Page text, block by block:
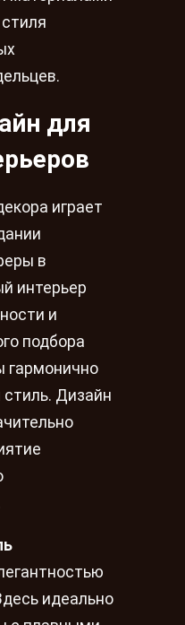
для
играет
в
интерьер
и
подбора
гармонично
Дизайн
идеально